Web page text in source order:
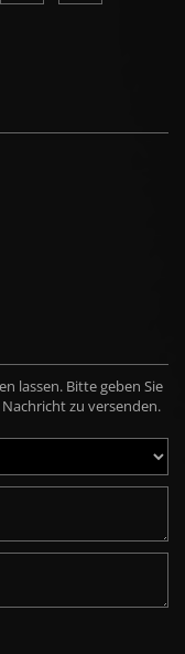
lassen. Bitte geben Sie
zu versenden.